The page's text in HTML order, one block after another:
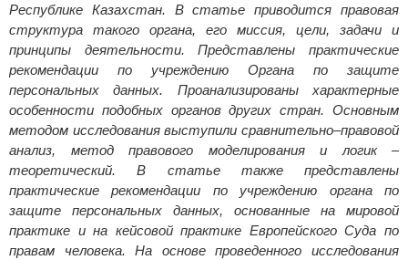
Республике Казахстан. В статье приводится правовая
структура такого органа, его миссия, цели, задачи и
принципы деятельности. Представлены практические
рекомендации по учреждению Органа по защите
персональных данных. Проанализированы характерные
особенности подобных органов других стран. Основным
методом исследования выступили сравнительно–правовой
анализ, метод правового моделирования и логик –
теоретический. В статье также представлены
практические рекомендации по учреждению органа по
защите персональных данных, основанные на мировой
практике и на кейсовой практике Европейского Суда по
правам человека. На основе проведенного исследования